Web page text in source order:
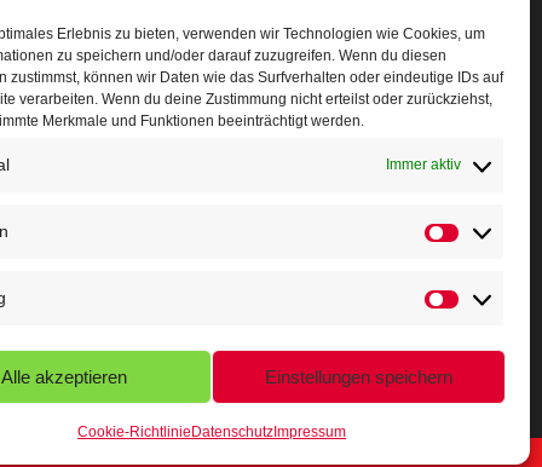
Erlebnis zu bieten, verwenden wir Technologien wie Cookies, um
zu speichern und/oder darauf zuzugreifen. Wenn du diesen
zustimmst, können wir Daten wie das Surfverhalten oder eindeutige IDs auf
verarbeiten. Wenn du deine Zustimmung nicht erteilst oder zurückziehst,
Merkmale und Funktionen beeinträchtigt werden.
Immer aktiv
Statistiken
Marketing
Alle akzeptieren Einstellungen speichern
Cookie-Richtlinie DatenschutzImpressum
Run
Crosslauf
Camp